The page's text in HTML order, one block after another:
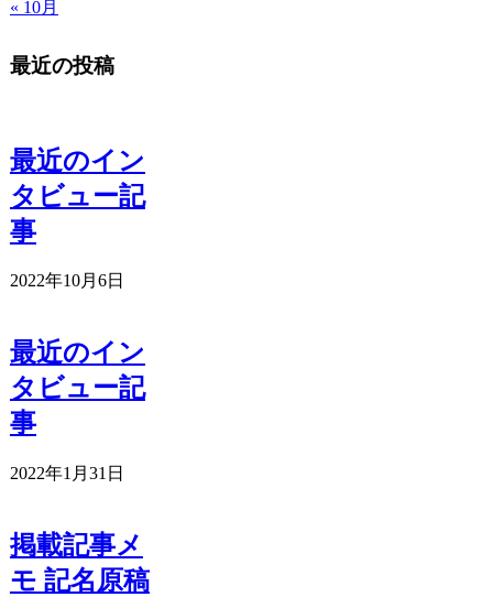
« 10月
最近の投稿
最近のイン
タビュー記
事
2022年10月6日
最近のイン
タビュー記
事
2022年1月31日
掲載記事メ
モ 記名原稿